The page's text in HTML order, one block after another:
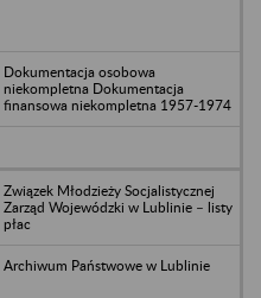
Dokumentacja osobowa
niekompletna Dokumentacja
finansowa niekompletna 1957-1974
Związek Młodzieży Socjalistycznej
Zarząd Wojewódzki w Lublinie – listy
płac
Archiwum Państwowe w Lublinie